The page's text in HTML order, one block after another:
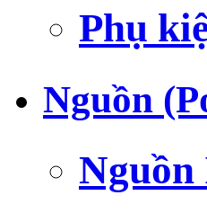
Phụ
Nguồn
Nguồn